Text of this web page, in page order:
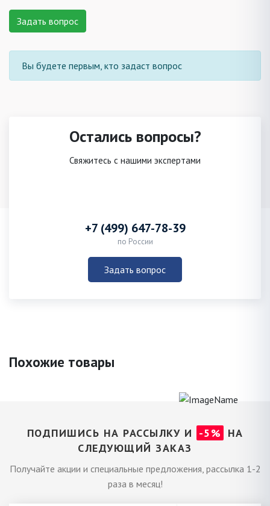
Задать вопрос
Вы будете первым, кто задаст вопрос
Остались вопросы?
Свяжитесь с нашими экспертами
+7 (499) 647-78-39
по России
Задать вопрос
Похожие товары
ПОДПИШИСЬ НА РАССЫЛКУ И -5%
НА
СЛЕДУЮЩИЙ ЗАКАЗ
Получайте акции и специальные предложения, рассылка 1-2
раза в месяц!